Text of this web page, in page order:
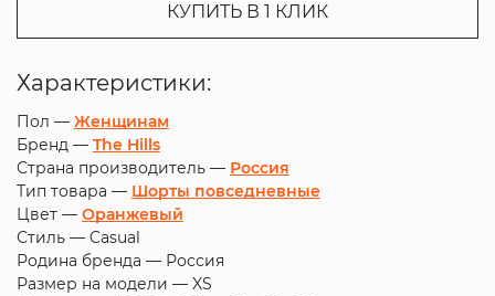
КУПИТЬ В 1 КЛИК
Характеристики:
Пол — Женщинам
Бренд — The Hills
Страна производитель — Россия
Тип товара — Шорты повседневные
Цвет — Оранжевый
Стиль — Casual
Родина бренда — Россия
Размер на модели — XS